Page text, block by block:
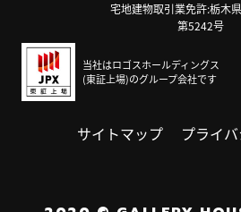
宅地建物取引業免許:栃木県
第5242号
当社はロゴスホールディングス
(東証上場)のグループ会社です
サイトマップ プライ